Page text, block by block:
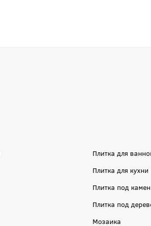
Плитка для
Плитка для кухни
Плитка под
Плитка под
Мозаика